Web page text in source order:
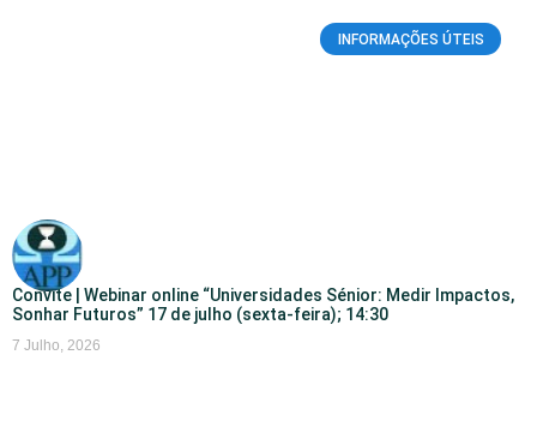
INFORMAÇÕES ÚTEIS
Convite | Webinar online “Universidades Sénior: Medir Impactos,
Sonhar Futuros” 17 de julho (sexta-feira); 14:30
7 Julho, 2026